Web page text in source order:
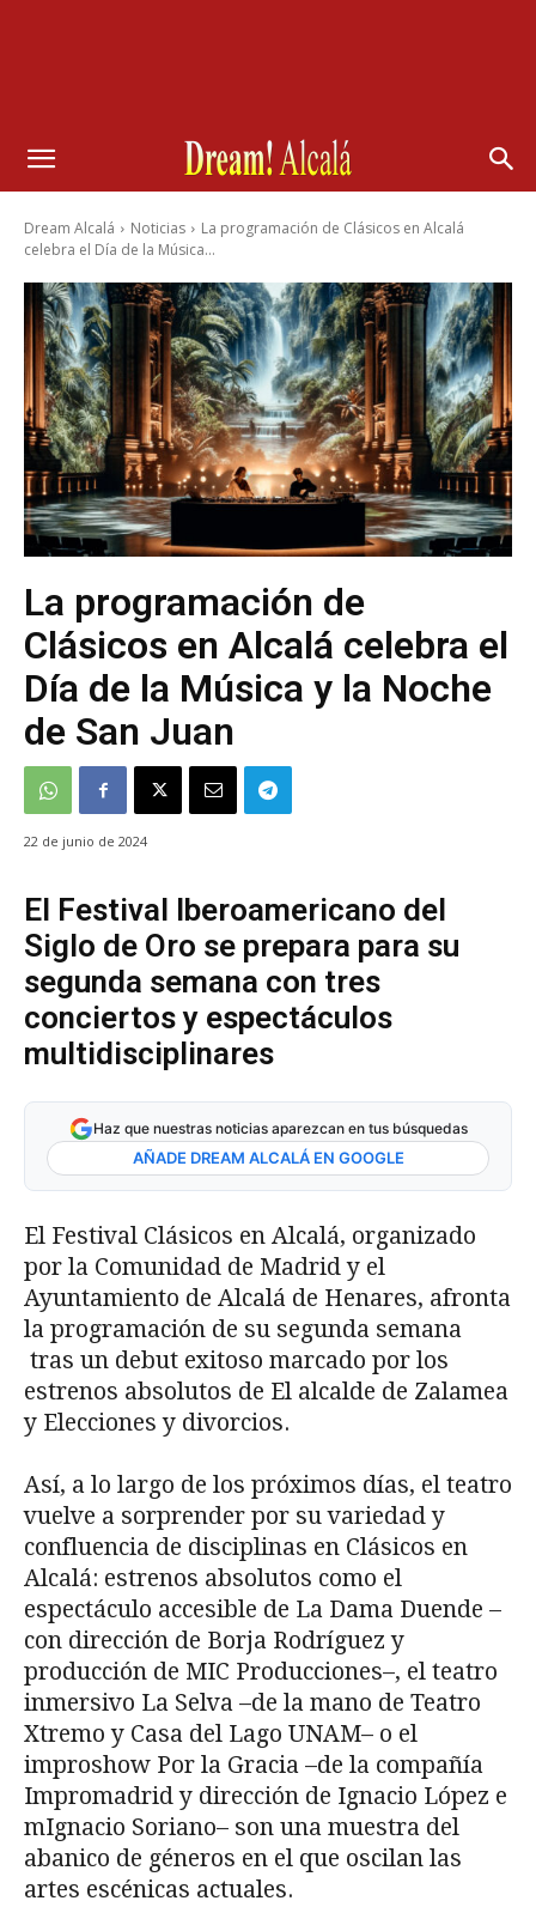
Dream Alcalá Noticias
La programación de Clásicos en Alcalá
celebra el Día de la Música...
La programación de
Clásicos en Alcalá celebra el
Día de la Música y la Noche
de San Juan
22 de junio de 2024
El Festival Iberoamericano del
Siglo de Oro se prepara para su
segunda semana con tres
conciertos y espectáculos
multidisciplinares
Haz que nuestras noticias aparezcan en tus búsquedas
AÑADE DREAM ALCALÁ EN GOOGLE
El Festival Clásicos en Alcalá, organizado
por la Comunidad de Madrid y el
Ayuntamiento de Alcalá de Henares, afronta
la programación de su segunda semana
tras un debut exitoso marcado por los
estrenos absolutos de El alcalde de Zalamea
y Elecciones y divorcios.
Así, a lo largo de los próximos días, el teatro
vuelve a sorprender por su variedad y
confluencia de disciplinas en Clásicos en
Alcalá: estrenos absolutos como el
espectáculo accesible de La Dama Duende –
con dirección de Borja Rodríguez y
producción de MIC Producciones–, el teatro
inmersivo La Selva –de la mano de Teatro
Xtremo y Casa del Lago UNAM– o el
improshow Por la Gracia –de la compañía
Impromadrid y dirección de Ignacio López e
mIgnacio Soriano– son una muestra del
abanico de géneros en el que oscilan las
artes escénicas actuales.